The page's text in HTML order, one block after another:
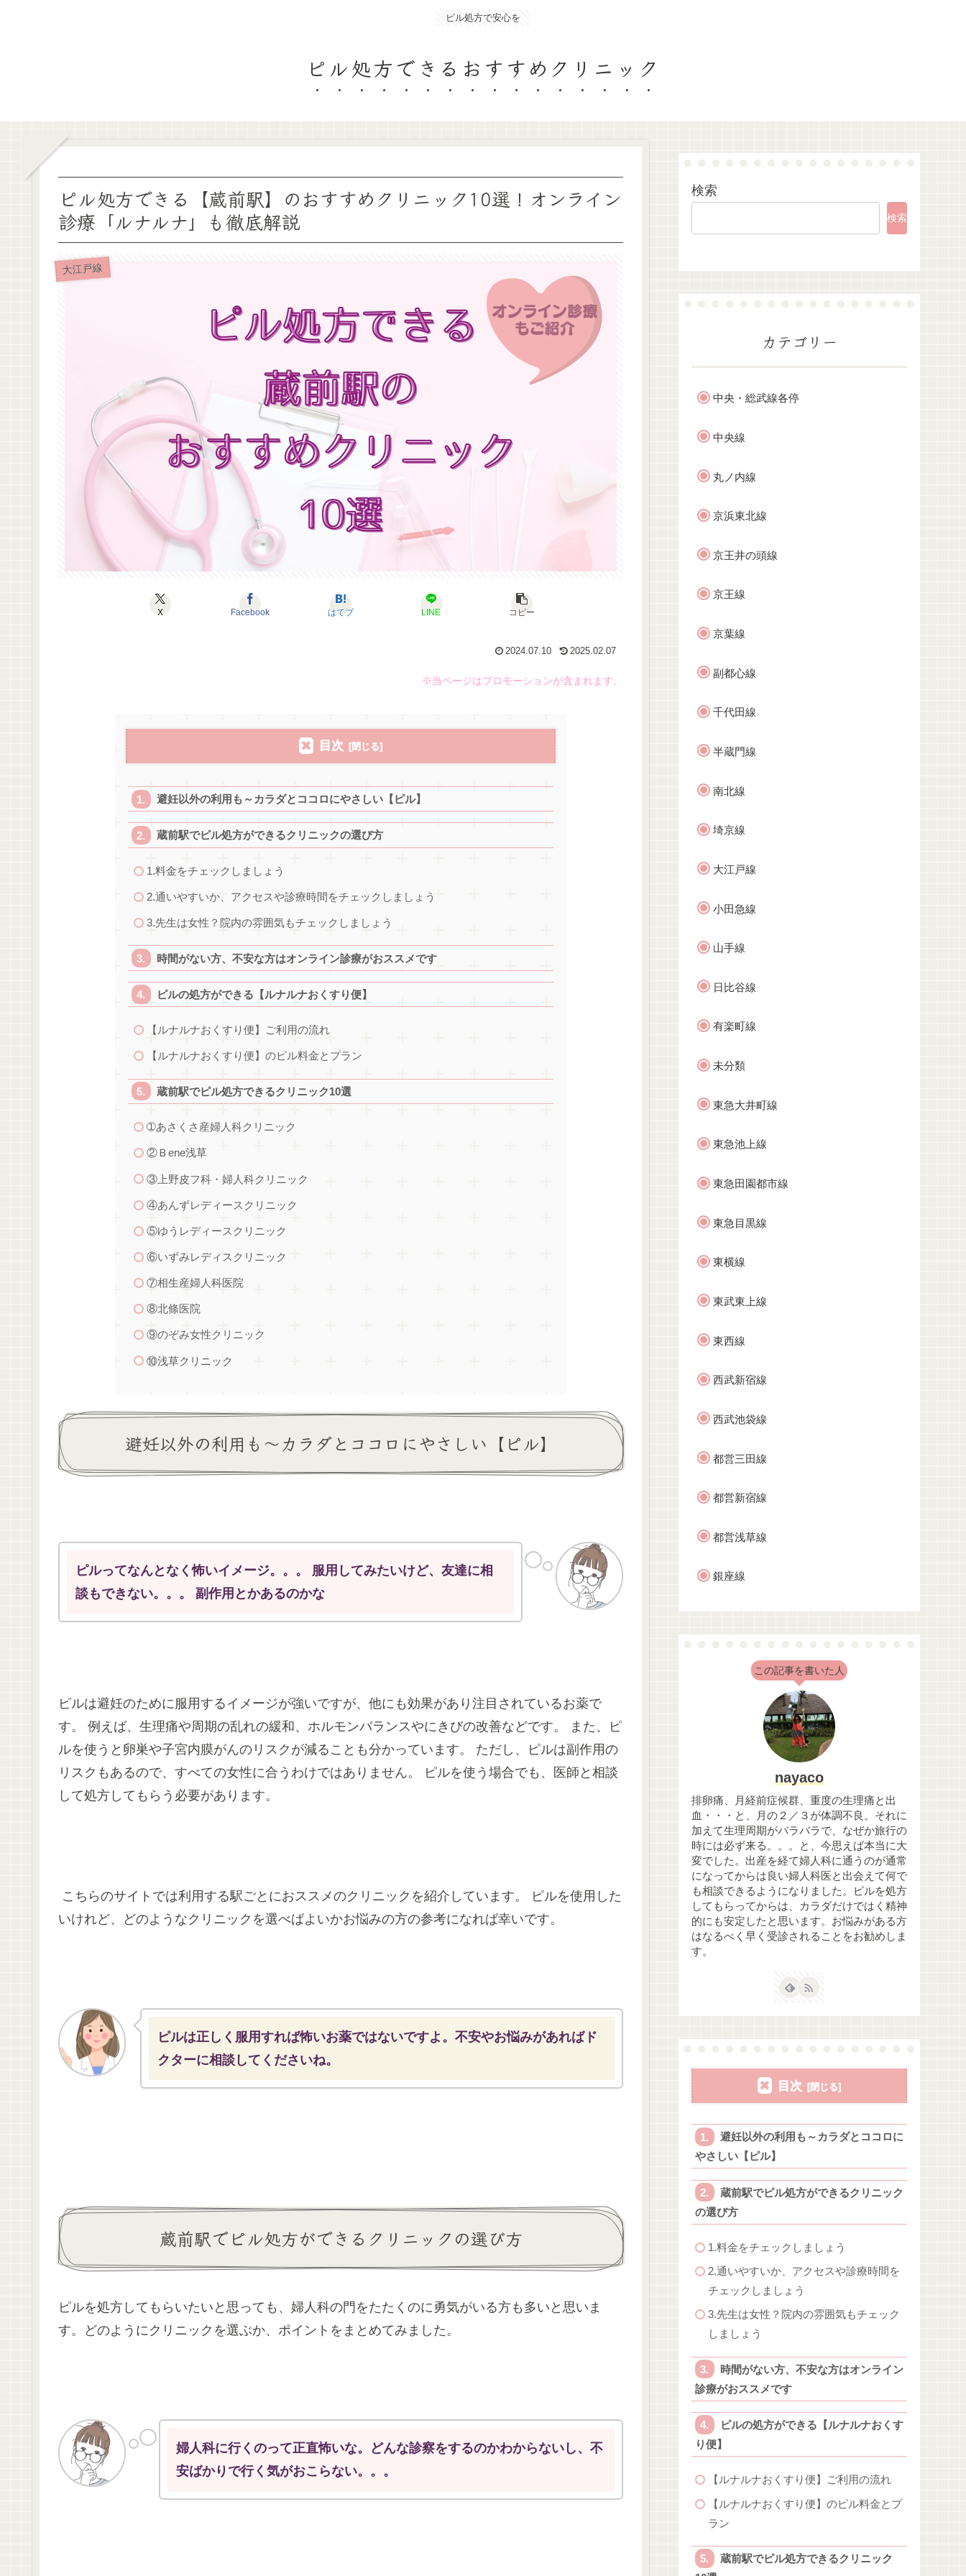
ピル処方で安心を
ピル処方できるおすすめクリニック
ピル処方できる【蔵前駅】のおすすめクリニック10選！オンライン
診療「ルナルナ」も徹底解説
大江戸線
X Facebook はてブ LINE コピー
2024.07.10 2025.02.07
※当ページはプロモーションが含まれます。
目次
避妊以外の利用も～カラダとココロにやさしい【ピル】
蔵前駅でピル処方ができるクリニックの選び方
1.料金をチェックしましょう
2.通いやすいか、アクセスや診療時間をチェックしましょう
3.先生は女性？院内の雰囲気もチェックしましょう
時間がない方、不安な方はオンライン診療がおススメです
ピルの処方ができる【ルナルナおくすり便】
【ルナルナおくすり便】ご利用の流れ
【ルナルナおくすり便】のピル料金とプラン
蔵前駅でピル処方できるクリニック10選
➀あさくさ産婦人科クリニック
②Ｂene浅草
③上野皮フ科・婦人科クリニック
④あんずレディースクリニック
⑤ゆうレディースクリニック
⑥いずみレディスクリニック
⑦相生産婦人科医院
⑧北條医院
⑨のぞみ女性クリニック
⑩浅草クリニック
避妊以外の利用も～カラダとココロにやさしい【ピル】
ピルってなんとなく怖いイメージ。。。 服用してみたいけど、友達に相
談もできない。。。 副作用とかあるのかな
ピルは避妊のために服用するイメージが強いですが、他にも効果があり注目されているお薬で
す。 例えば、生理痛や周期の乱れの緩和、ホルモンバランスやにきびの改善などです。 また、ピ
ルを使うと卵巣や子宮内膜がんのリスクが減ることも分かっています。 ただし、ピルは副作用の
リスクもあるので、すべての女性に合うわけではありません。 ピルを使う場合でも、医師と相談
して処方してもらう必要があります。
こちらのサイトでは利用する駅ごとにおススメのクリニックを紹介しています。 ピルを使用した
いけれど、どのようなクリニックを選べばよいかお悩みの方の参考になれば幸いです。
ピルは正しく服用すれば怖いお薬ではないですよ。不安やお悩みがあればド
クターに相談してくださいね。
蔵前駅でピル処方ができるクリニックの選び方
ピルを処方してもらいたいと思っても、婦人科の門をたたくのに勇気がいる方も多いと思いま
す。どのようにクリニックを選ぶか、ポイントをまとめてみました。
婦人科に行くのって正直怖いな。どんな診察をするのかわからないし、不
安ばかりで行く気がおこらない。。。
検索
検索
カテゴリー
中央・総武線各停
中央線
丸ノ内線
京浜東北線
京王井の頭線
京王線
京葉線
副都心線
千代田線
半蔵門線
南北線
埼京線
大江戸線
小田急線
山手線
日比谷線
有楽町線
未分類
東急大井町線
東急池上線
東急田園都市線
東急目黒線
東横線
東武東上線
東西線
西武新宿線
西武池袋線
都営三田線
都営新宿線
都営浅草線
銀座線
この記事を書いた人
nayaco
排卵痛、月経前症候群、重度の生理痛と出
血・・・と、月の２／３が体調不良。それに
加えて生理周期がバラバラで、なぜか旅行の
時には必ず来る。。。と、今思えば本当に大
変でした。出産を経て婦人科に通うのが通常
になってからは良い婦人科医と出会えて何で
も相談できるようになりました。ピルを処方
してもらってからは、カラダだけではく精神
的にも安定したと思います。お悩みがある方
はなるべく早く受診されることをお勧めしま
す。
目次
避妊以外の利用も～カラダとココロに
やさしい【ピル】
蔵前駅でピル処方ができるクリニック
の選び方
1.料金をチェックしましょう
2.通いやすいか、アクセスや診療時間を
チェックしましょう
3.先生は女性？院内の雰囲気もチェック
しましょう
時間がない方、不安な方はオンライン
診療がおススメです
ピルの処方ができる【ルナルナおくす
り便】
【ルナルナおくすり便】ご利用の流れ
【ルナルナおくすり便】のピル料金とプ
ラン
蔵前駅でピル処方できるクリニック